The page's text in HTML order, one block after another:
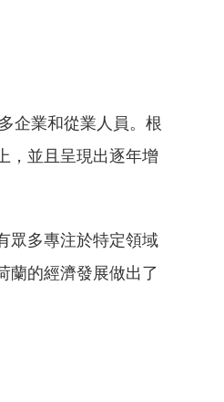
企業和從業人員。根
，並且呈現出逐年增
眾多專注於特定領域
蘭的經濟發展做出了